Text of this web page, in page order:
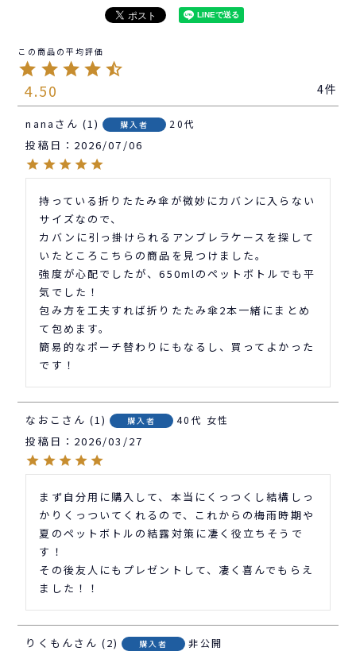
4.50 4
nana 1 購入者 20代
投稿日 2026/07/06
持っている折りたたみ傘が微妙にカバンに入らない
サイズなので、
カバンに引っ掛けられるアンブレラケースを探して
いたところこちらの商品を見つけました。
強度が心配でしたが、650mlのペットボトルでも平
気でした！
包み方を工夫すれば折りたたみ傘2本一緒にまとめ
て包めます。
簡易的なポーチ替わりにもなるし、買ってよかった
です！
なおこ 1 購入者 40代 女性
投稿日 2026/03/27
まず自分用に購入して、本当にくっつくし結構しっ
かりくっついてくれるので、これからの梅雨時期や
夏のペットボトルの結露対策に凄く役立ちそうで
す！
その後友人にもプレゼントして、凄く喜んでもらえ
ました！！
りくもん 2 購入者 非公開